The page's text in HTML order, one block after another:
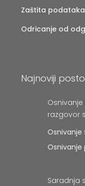
Zaštita podataka
Odricanje od
Najnoviji
razgovor
Osnivanje
Osnivanje
Saradnja